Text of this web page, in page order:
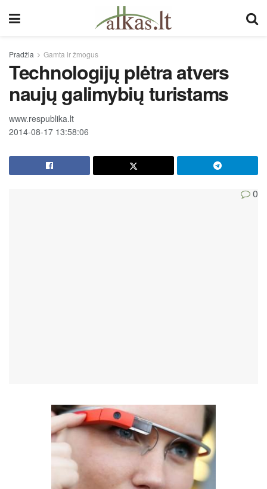
Pradžia Gamta ir žmogus
Technologijų plėtra atvers
naujų galimybių turistams
www.respublika.lt
2014-08-17 13:58:06
0